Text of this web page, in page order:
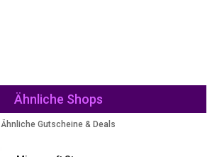
Ähnliche Shops
Ähnliche Gutscheine & Deals